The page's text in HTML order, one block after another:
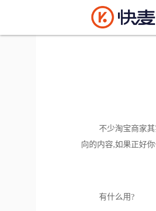
>> 正文
不少淘宝商家
向的内容,如果正好
有什么用?